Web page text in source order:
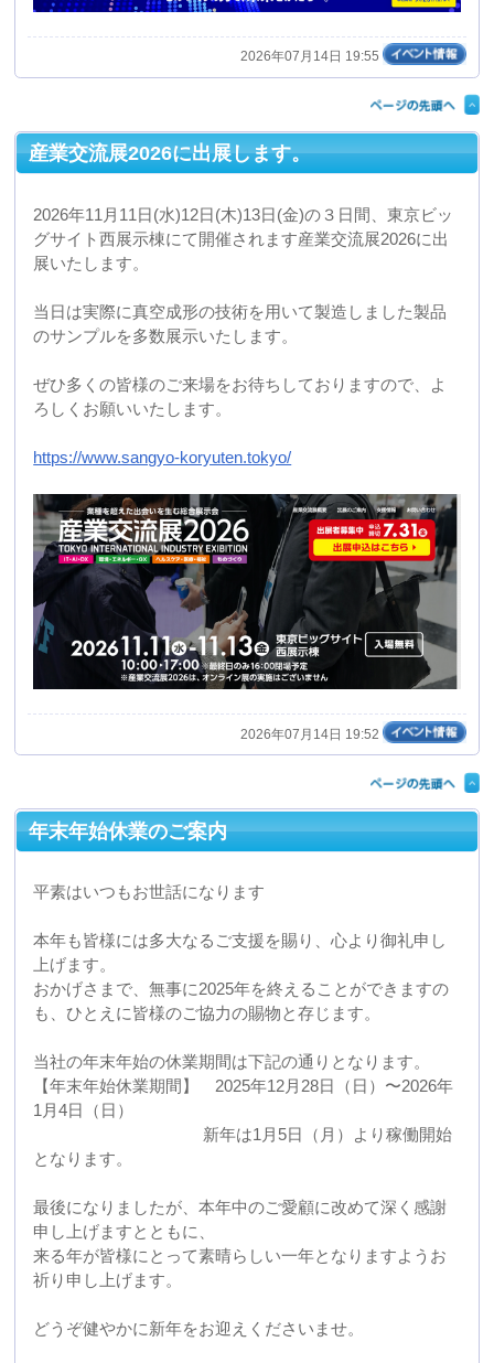
2026年07月14日 19:55
2026年11月11日(水)12日(木)13日(金)の３日間、東京ビッ
展いたします。
当日は実際に真空成形の技術を用いて製造しました製品
ぜひ多くの皆様のご来場をお待ちしておりますので、よ
https://www.sangyo-koryuten.tokyo/
2026年07月14日 19:52
年末年始休業のご案内
平素はいつもお世話になります
上げます。
おかげさまで、無事に2025年を終えることができますの
も、ひとえに皆様のご協力の賜物と存じます。
当社の年末年始の休業期間は下記の通りとなります。
【年末年始休業期間】 2025年12月28日（日）〜2026年
1月4日（日）
となります。
最後になりましたが、本年中のご愛顧に改めて深く感謝
申し上げますとともに、
来る年が皆様にとって素晴らしい一年となりますようお
どうぞ健やかに新年をお迎えくださいませ。